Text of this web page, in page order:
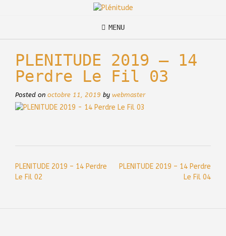
MENU
PLENITUDE 2019 – 14
Perdre Le Fil 03
Posted on octobre 11, 2019 by webmaster
Post
navigation
PLENITUDE 2019 – 14 Perdre
Le Fil 02
PLENITUDE 2019 – 14 Perdre
Le Fil 04